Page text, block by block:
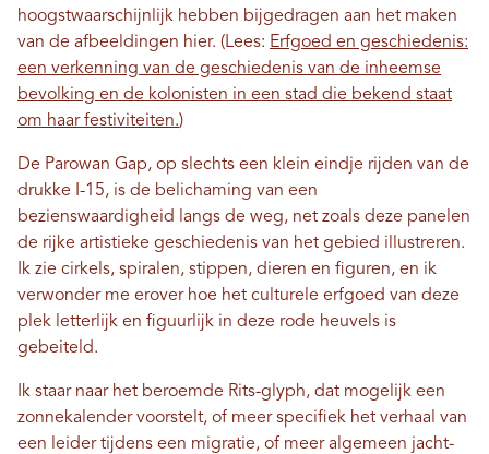
hoogstwaarschijnlijk hebben bijgedragen aan het maken
van de afbeeldingen hier. (Lees: Erfgoed en geschiedenis:
een verkenning van de geschiedenis van de inheemse
bevolking en de kolonisten in een stad die bekend staat
om haar festiviteiten.)
De Parowan Gap, op slechts een klein eindje rijden van de
drukke I-15, is de belichaming van een
bezienswaardigheid langs de weg, net zoals deze panelen
de rijke artistieke geschiedenis van het gebied illustreren.
Ik zie cirkels, spiralen, stippen, dieren en figuren, en ik
verwonder me erover hoe het culturele erfgoed van deze
plek letterlijk en figuurlijk in deze rode heuvels is
gebeiteld.
Ik staar naar het beroemde Rits-glyph, dat mogelijk een
zonnekalender voorstelt, of meer specifiek het verhaal van
een leider tijdens een migratie, of meer algemeen jacht-